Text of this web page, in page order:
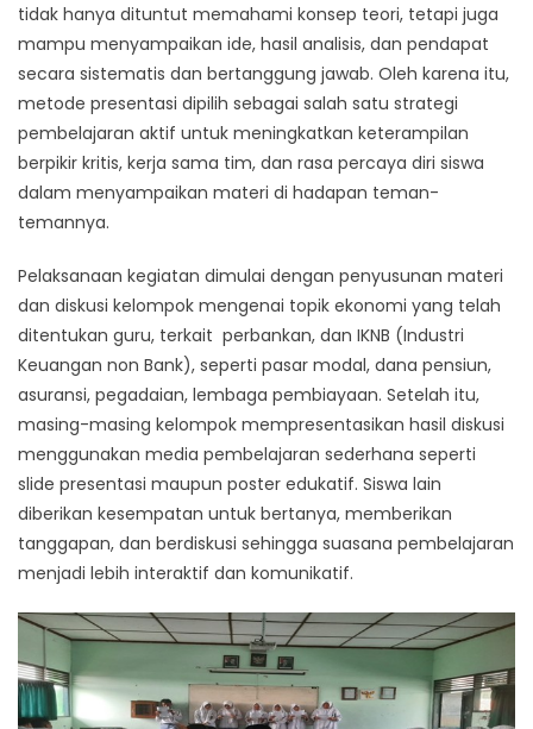
tidak hanya dituntut memahami konsep teori, tetapi juga
mampu menyampaikan ide, hasil analisis, dan pendapat
secara sistematis dan bertanggung jawab. Oleh karena itu,
metode presentasi dipilih sebagai salah satu strategi
pembelajaran aktif untuk meningkatkan keterampilan
berpikir kritis, kerja sama tim, dan rasa percaya diri siswa
dalam menyampaikan materi di hadapan teman-
temannya.
Pelaksanaan kegiatan dimulai dengan penyusunan materi
dan diskusi kelompok mengenai topik ekonomi yang telah
ditentukan guru, terkait perbankan, dan IKNB (Industri
Keuangan non Bank), seperti pasar modal, dana pensiun,
asuransi, pegadaian, lembaga pembiayaan. Setelah itu,
masing-masing kelompok mempresentasikan hasil diskusi
menggunakan media pembelajaran sederhana seperti
slide presentasi maupun poster edukatif. Siswa lain
diberikan kesempatan untuk bertanya, memberikan
tanggapan, dan berdiskusi sehingga suasana pembelajaran
menjadi lebih interaktif dan komunikatif.